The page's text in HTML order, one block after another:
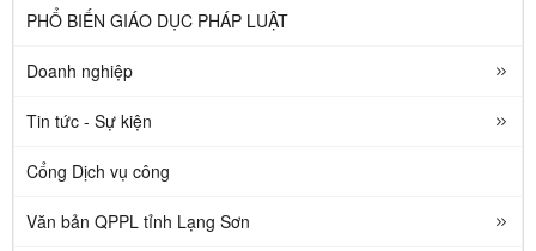
PHỔ BIẾN GIÁO DỤC PHÁP LUẬT
Doanh nghiệp
Tin tức - Sự kiện
Cổng Dịch vụ công
Văn bản QPPL tỉnh Lạng Sơn